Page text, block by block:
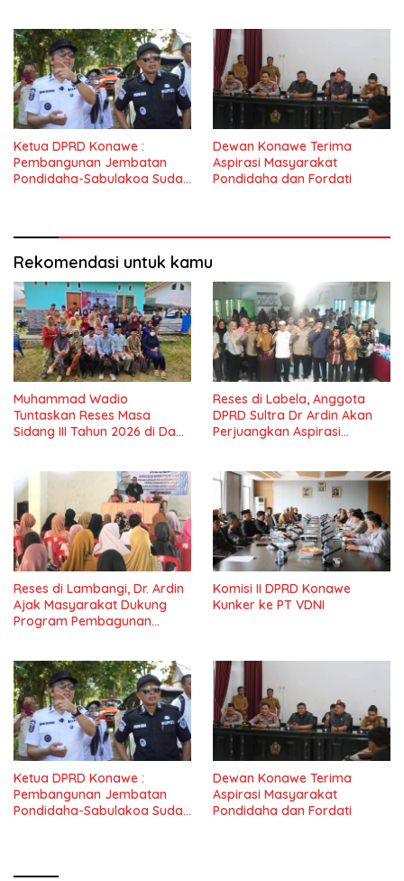
Ketua DPRD Konawe :
Pembangunan Jembatan
Pondidaha-Sabulakoa Sudah
Dewan Konawe Terima
Aspirasi Masyarakat
Pondidaha dan Fordati
Rekomendasi untuk kamu
Muhammad Wadio
Tuntaskan Reses Masa
Sidang III Tahun 2026 di Dapil
Reses di Labela, Anggota
DPRD Sultra Dr Ardin Akan
Perjuangkan Aspirasi
Reses di Lambangi, Dr. Ardin
Ajak Masyarakat Dukung
Program Pembagunan
Komisi II DPRD Konawe
Kunker ke PT VDNI
Ketua DPRD Konawe :
Pembangunan Jembatan
Pondidaha-Sabulakoa Sudah
Dewan Konawe Terima
Aspirasi Masyarakat
Pondidaha dan Fordati